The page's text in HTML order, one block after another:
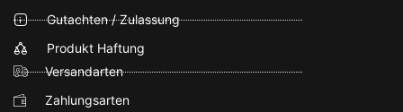
Gutachten / Zulassung
Produkt Haftung
Versandarten
Zahlungsarten